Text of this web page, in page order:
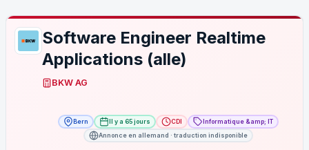
Software Engineer Realtime
Applications (alle)
BKW AG
Bern Il y a 65 jours CDI
Informatique &amp; IT
Annonce en allemand · traduction indisponible